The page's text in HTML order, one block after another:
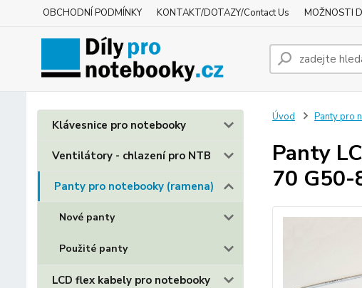
OBCHODNÍ PODMÍNKY KONTAKT/DOTAZY/Contact Us MOŽNOSTI
Klávesnice pro notebooky
Ventilátory - chlazení pro NTB
Panty pro notebooky (ramena)
Nové panty
Použité panty
LCD flex kabely pro notebooky
Úvod Panty pro
Panty
70